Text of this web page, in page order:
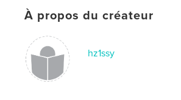
À propos du créateur
hz1ssy